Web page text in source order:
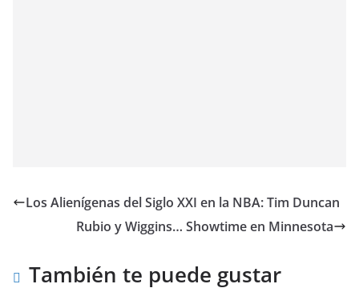
Los Alienígenas del Siglo XXI en la NBA: Tim Duncan
Rubio y Wiggins… Showtime en Minnesota
También te puede gustar